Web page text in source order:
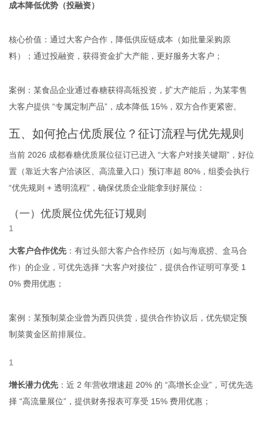
成本降低优势（投融资）
核心价值：通过大客户合作，降低供应链成本（如批量采购原
料）；通过投融资，获得资金扩大产能，更好服务大客户；
案例：某食品企业通过春糖获得高瓴投资，扩大产能后，为某零售
大客户提供 “专属定制产品”，成本降低 15%，双方合作更紧密。
五、如何抢占优质展位？征订流程与优先规则
当前 2026 成都春糖优质展位征订已进入 “大客户对接关键期”，好位
置（靠近大客户洽谈区、高流量入口）预订率超 80%，组委会执行
“优先规则 + 透明流程”，确保优质企业能拿到好展位：
（一）优质展位优先征订规则
大客户合作优先 ：有过头部大客户合作经历（如与海底捞、盒马合
作）的企业，可优先选择 “大客户对接位”，提供合作证明可享受 1
0% 费用优惠；
案例：某预制菜企业曾为西贝供货，提供合作协议后，优先锁定预
制菜黄金区前排展位。
增长潜力优先 ：近 2 年营收增速超 20% 的 “高增长企业”，可优先选
择 “高流量展位”，提供财务报表可享受 15% 费用优惠；